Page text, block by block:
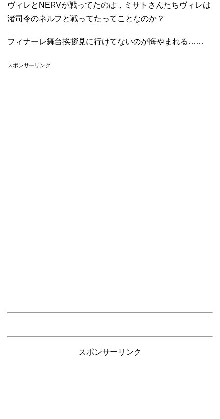
ヴィレとNERVが戦ってたのは，ミサトさんたちヴィレは
渚司令のネルフと戦ってたってことなのか？
フィナーレ舞台挨拶見に行けてないのが悔やまれる……
スポンサーリンク
スポンサーリンク